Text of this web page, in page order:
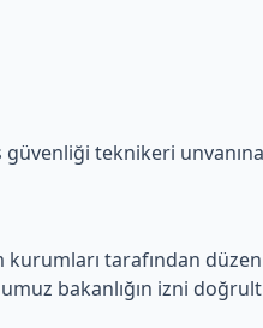
teknikeri
tarafından
bakanlığın izni